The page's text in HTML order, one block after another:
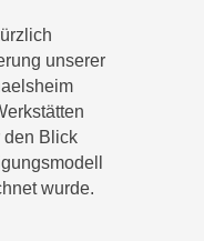
unserer
den Blick
wurde.